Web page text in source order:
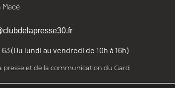
Macé
63 (Du lundi au vendredi de 10h à 16h)
presse et de la communication du Gard